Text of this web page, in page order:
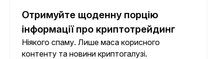
Отримуйте щоденну порцію
інформації про криптотрейдинг
Ніякого спаму. Лише маса корисного
контенту та новини криптогалузі.